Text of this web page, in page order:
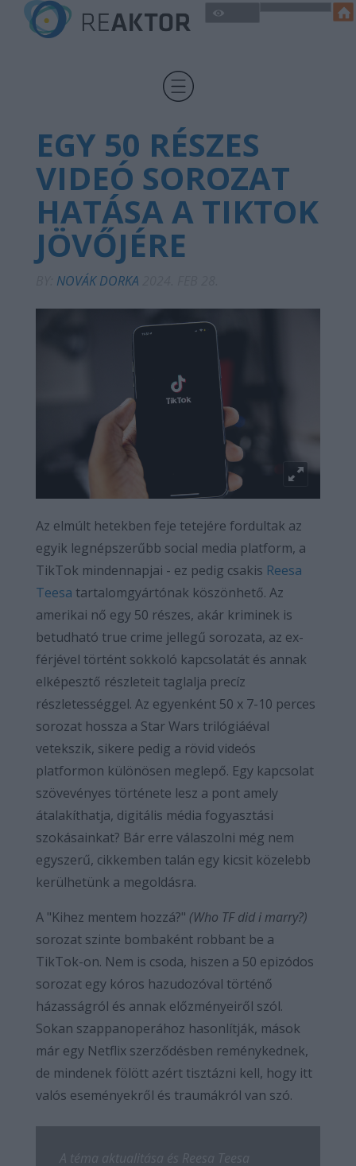
EGY 50 RÉSZES
VIDEÓ SOROZAT
HATÁSA A TIKTOK
JÖVŐJÉRE
NOVÁK DORKA
Az elmúlt hetekben feje tetejére fordultak az
egyik legnépszerűbb social media platform, a
TikTok mindennapjai - ez pedig csakis Reesa
Teesa tartalomgyártónak köszönhető. Az
amerikai nő egy 50 részes, akár kriminek is
betudható true crime jellegű sorozata, az ex-
férjével történt sokkoló kapcsolatát és annak
elképesztő részleteit taglalja precíz
részletességgel. Az egyenként 50 x 7-10 perces
sorozat hossza a Star Wars trilógiáéval
vetekszik, sikere pedig a rövid videós
platformon különösen meglepő. Egy kapcsolat
szövevényes története lesz a pont amely
átalakíthatja, digitális média fogyasztási
szokásainkat? Bár erre válaszolni még nem
egyszerű, cikkemben talán egy kicsit közelebb
kerülhetünk a megoldásra.
A "Kihez mentem hozzá?" (Who TF did i marry?)
sorozat szinte bombaként robbant be a
TikTok-on. Nem is csoda, hiszen a 50 epizódos
sorozat egy kóros hazudozóval történő
házasságról és annak előzményeiről szól.
Sokan szappanoperához hasonlítják, mások
már egy Netflix szerződésben reménykednek,
de mindenek fölött azért tisztázni kell, hogy itt
valós eseményekről és traumákról van szó.
A téma aktualitása és Reesa Teesa